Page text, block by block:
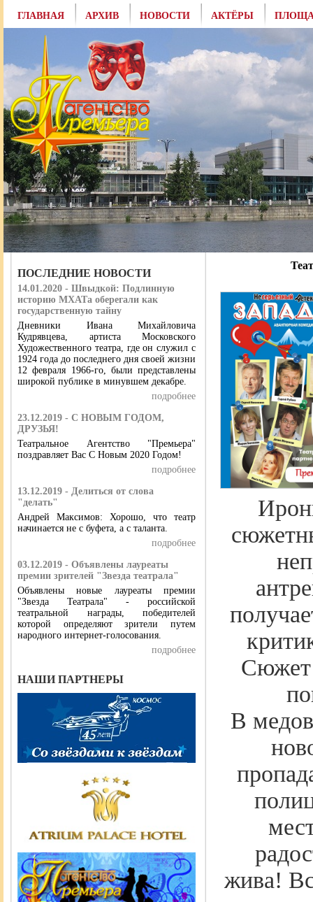
ГЛАВНАЯ АРХИВ НОВОСТИ АКТЁРЫ
ПОСЛЕДНИЕ НОВОСТИ
14.01.2020 - Швыдкой: Подлинную
историю МХАТа оберегали как
государственную тайну
Дневники Ивана Михайловича
Кудрявцева, артиста Московского
Художественного театра, где он служил с
1924 года до последнего дня своей жизни
12 февраля 1966-го, были представлены
широкой публике в минувшем декабре.
подробнее
23.12.2019 - С НОВЫМ ГОДОМ,
ДРУЗЬЯ!
Театральное Агентство "Премьера"
поздравляет Вас С Новым 2020 Годом!
подробнее
13.12.2019 - Делиться от слова
"делать"
Андрей Максимов: Хорошо, что театр
начинается не с буфета, а с таланта.
подробнее
03.12.2019 - Объявлены лауреаты
премии зрителей "Звезда театрала"
Объявлены новые лауреаты премии
"Звезда Театрала" - российской
театральной награды, победителей
которой определяют зрители путем
народного интернет-голосования.
подробнее
НАШИ ПАРТНЕРЫ
Сюжет
В
жива!